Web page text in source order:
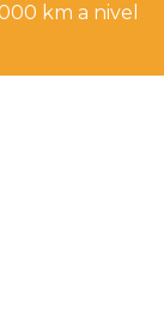
km a nivel